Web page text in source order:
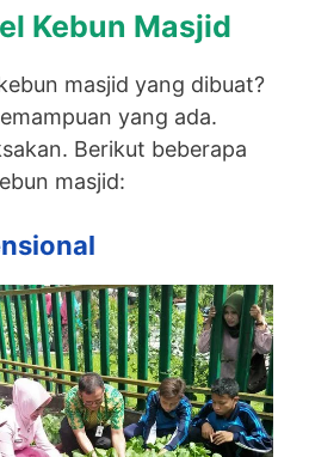
Kebun Masjid
masjid yang dibuat?
yang ada.
Berikut beberapa
masjid: